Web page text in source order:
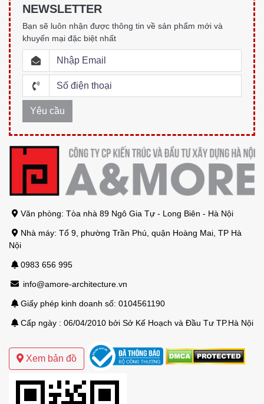
NEWSLETTER
Bạn sẽ luôn nhận được thông tin về sản phẩm mới và
khuyến mại đặc biệt nhất
Văn phòng: Tòa nhà 89 Ngô Gia Tự - Long Biên - Hà Nội
Nhà máy: Tổ 9, phường Trần Phú, quận Hoàng Mai, TP Hà
Nội
0983 656 995
info@amore-architecture.vn
Giấy phép kinh doanh số: 0104561190
Cấp ngày : 06/04/2010 bởi Sở Kế Hoạch và Đầu Tư TP.Hà Nội
Xem bản đồ